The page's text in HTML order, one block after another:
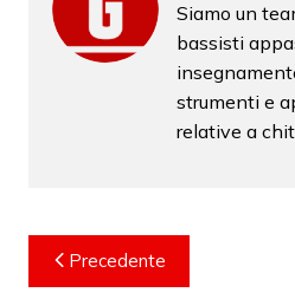
Siamo un
bassisti
strumenti e
relative a
Navigazione
articoli
Precedente